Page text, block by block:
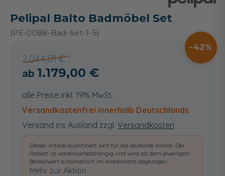
Pelipal Balto Badmöbel Set
(PE-0088-Bad-Set-1-5)
2.044,81 €
42
1.179,00 €
alle Preise inkl. 19% MwSt.
Versandkostenfrei innerhalb Deutschlands
Versand ins Ausland zzgl. Versandkosten
Dieser Artikel qualifiziert sich für die laufende Aktion. Der
Rabatt ist warenkorbabhängig und wird ab dem jeweiligen
Bestellwert automatisch im Warenkorb abgezogen.
Mehr zur Aktion